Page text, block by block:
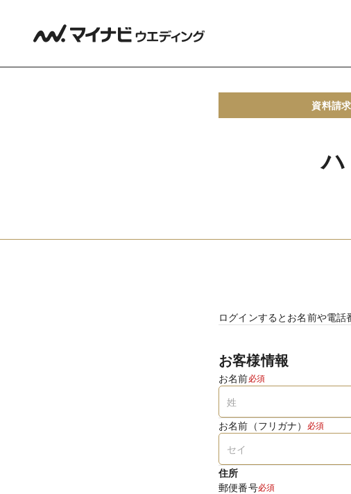
資料請
ログインするとお名前や電話
お客様情報
お名前必須
お名前（フリガナ） 必須
住所
郵便番号必須